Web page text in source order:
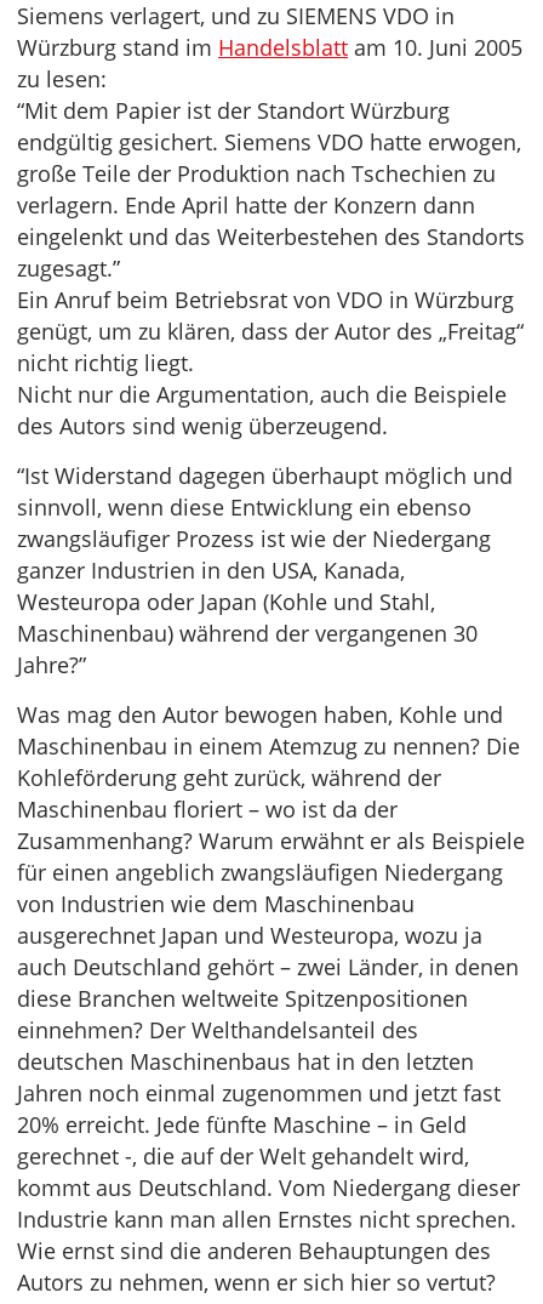
Siemens verlagert, und zu SIEMENS VDO in
Würzburg stand im Handelsblatt am 10. Juni 2005
zu lesen:
“Mit dem Papier ist der Standort Würzburg
endgültig gesichert. Siemens VDO hatte erwogen,
große Teile der Produktion nach Tschechien zu
verlagern. Ende April hatte der Konzern dann
eingelenkt und das Weiterbestehen des Standorts
zugesagt.”
Ein Anruf beim Betriebsrat von VDO in Würzburg
genügt, um zu klären, dass der Autor des „Freitag“
nicht richtig liegt.
Nicht nur die Argumentation, auch die Beispiele
des Autors sind wenig überzeugend.
“Ist Widerstand dagegen überhaupt möglich und
sinnvoll, wenn diese Entwicklung ein ebenso
zwangsläufiger Prozess ist wie der Niedergang
ganzer Industrien in den USA, Kanada,
Westeuropa oder Japan (Kohle und Stahl,
Maschinenbau) während der vergangenen 30
Jahre?”
Was mag den Autor bewogen haben, Kohle und
Maschinenbau in einem Atemzug zu nennen? Die
Kohleförderung geht zurück, während der
Maschinenbau floriert – wo ist da der
Zusammenhang? Warum erwähnt er als Beispiele
für einen angeblich zwangsläufigen Niedergang
von Industrien wie dem Maschinenbau
ausgerechnet Japan und Westeuropa, wozu ja
auch Deutschland gehört – zwei Länder, in denen
diese Branchen weltweite Spitzenpositionen
einnehmen? Der Welthandelsanteil des
deutschen Maschinenbaus hat in den letzten
Jahren noch einmal zugenommen und jetzt fast
20% erreicht. Jede fünfte Maschine – in Geld
gerechnet -, die auf der Welt gehandelt wird,
kommt aus Deutschland. Vom Niedergang dieser
Industrie kann man allen Ernstes nicht sprechen.
Wie ernst sind die anderen Behauptungen des
Autors zu nehmen, wenn er sich hier so vertut?